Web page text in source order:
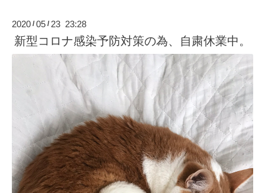
2020 /05 / 23 23:28
新型コロナ感染予防対策の為、自粛休業中。